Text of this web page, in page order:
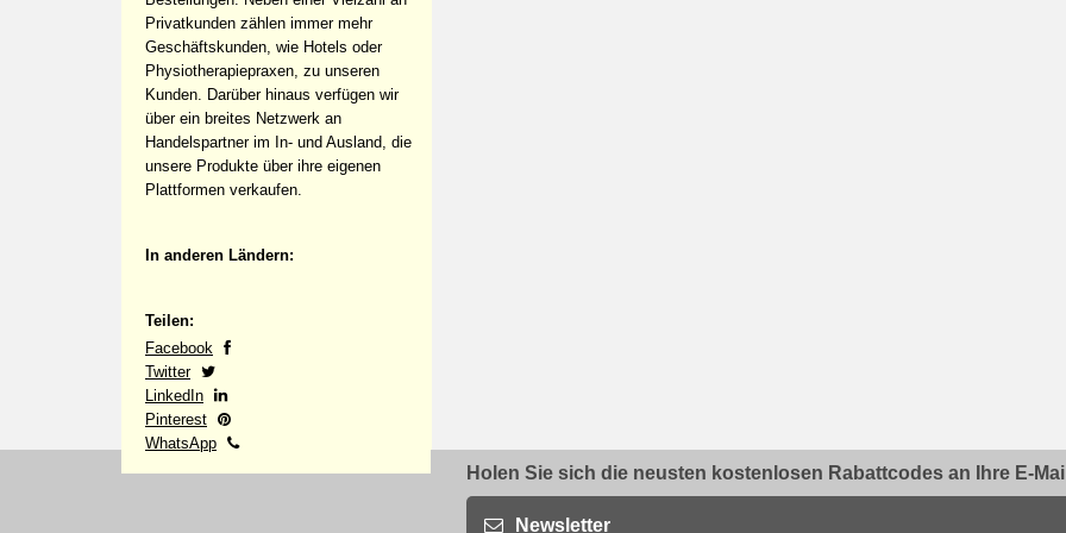
Privatkunden zählen immer mehr
Geschäftskunden, wie Hotels oder
Physiotherapiepraxen, zu unseren
Kunden. Darüber hinaus verfügen wir
über ein breites Netzwerk an
Handelspartner im In- und Ausland, die
unsere Produkte über ihre eigenen
Plattformen verkaufen.
In anderen Ländern:
Teilen:
Facebook
Twitter
LinkedIn
Pinterest
WhatsApp
Holen Sie sich die neusten kostenlosen Rabattcodes an Ihre E-
Newsletter